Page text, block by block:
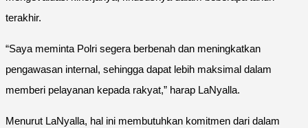
terakhir.
“Saya meminta Polri segera berbenah dan meningkatkan
pengawasan internal, sehingga dapat lebih maksimal dalam
memberi pelayanan kepada rakyat,” harap LaNyalla.
Menurut LaNyalla, hal ini membutuhkan komitmen dari dalam